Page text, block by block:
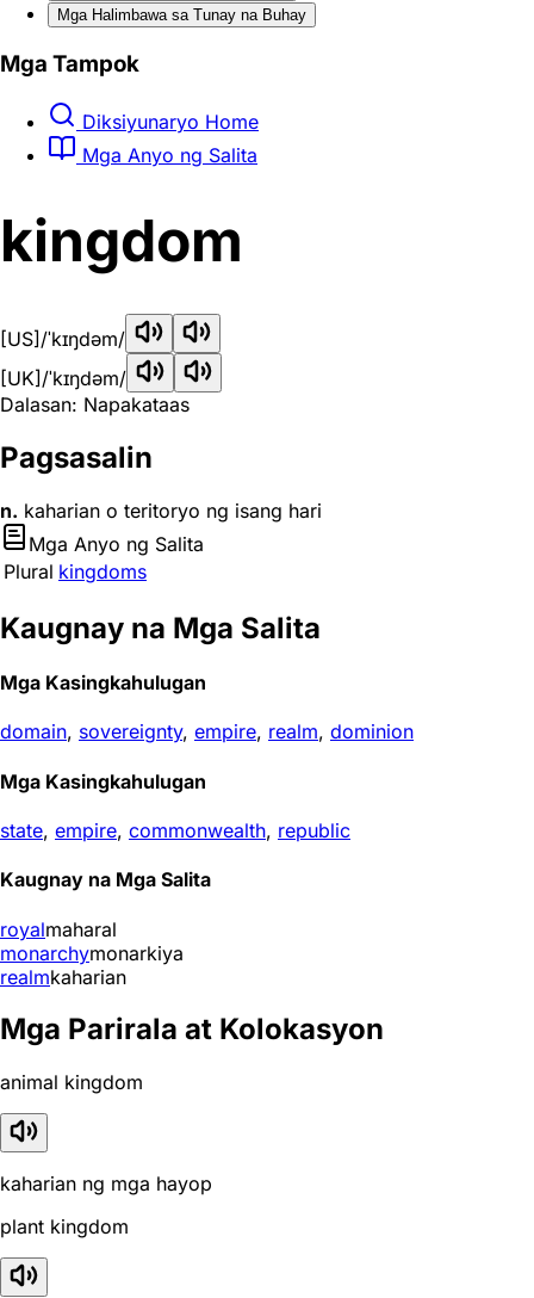
Mga Halimbawa sa Tunay na Buhay
Mga Tampok
Diksiyunaryo Home
Mga Anyo ng Salita
kingdom
[US] /ˈkɪŋdəm/
[UK] /ˈkɪŋdəm/
Dalasan: Napakataas
Pagsasalin
n. kaharian o teritoryo ng isang hari
Mga Anyo ng Salita
Plural kingdoms
Kaugnay na Mga Salita
Mga Kasingkahulugan
domain, sovereignty, empire, realm, dominion
Mga Kasingkahulugan
state, empire, commonwealth, republic
Kaugnay na Mga Salita
royalmaharal
monarchymonarkiya
realmkaharian
Mga Parirala at Kolokasyon
animal kingdom
kaharian ng mga hayop
plant kingdom